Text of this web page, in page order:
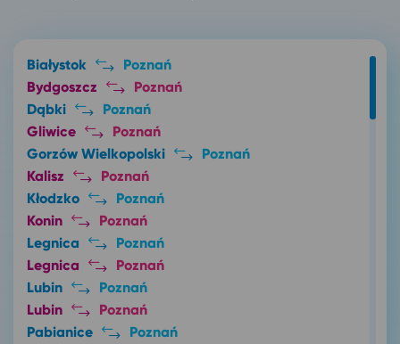
Białystok
Poznań
Bydgoszcz
Poznań
Dąbki
Poznań
Gliwice
Poznań
Gorzów Wielkopolski
Poznań
Kalisz
Poznań
Kłodzko
Poznań
Konin
Poznań
Legnica
Poznań
Legnica
Poznań
Lubin
Poznań
Lubin
Poznań
Pabianice
Poznań